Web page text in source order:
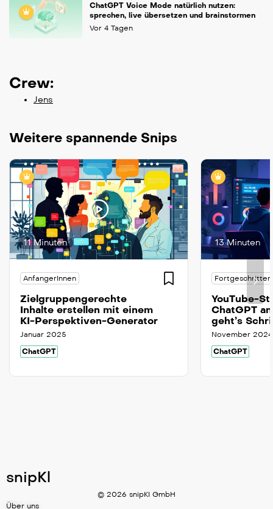
ChatGPT Voice Mode natürlich nutzen:
sprechen, live übersetzen und brainstormen
Vor 4 Tagen
Crew:
Jens
Weitere spannende Snips
11 Minuten
AnfangerInnen
Zielgruppengerechte
Inhalte erstellen mit einem
KI-Perspektiven-Generator
Januar 2025
ChatGPT
13 Minuten
YouTube-
ChatGPT
geht’s
November 2024
ChatGPT
snipKl
© 2026 snipKI GmbH
Über uns